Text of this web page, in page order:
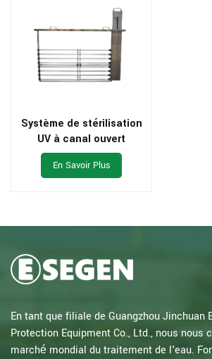
Système de stérilisation
UV à canal ouvert
En Savoir Plus
En tant que filiale de Guangzhou Jinchuan
Protection Equipment Co., Ltd., nous nous
marché mondial du traitement de l'eau.